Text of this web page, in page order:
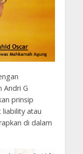
Andri G
prinsip
liability atau
di dalam